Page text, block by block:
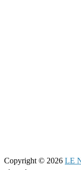
Copyright © 2026 LE